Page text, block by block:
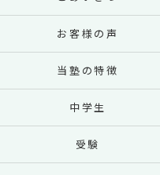
お客様の声
当塾の特徴
中学生
受験